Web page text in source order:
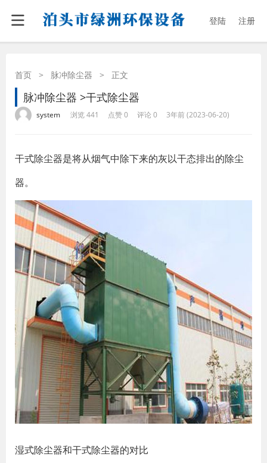
登陆 注册
首页 > 脉冲除尘器 > 正文
脉冲除尘器 >干式除尘器
system 浏览 441 点赞 0 评论 0 3年前 (2023-06-20)
干式除尘器是将从烟气中除下来的灰以干态排出的除尘
器。
湿式除尘器和干式除尘器的对比